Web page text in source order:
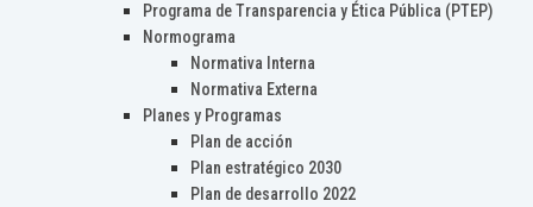
Programa de Transparencia y Ética Pública (PTEP)
Normograma
Normativa Interna
Normativa Externa
Planes y Programas
Plan de acción
Plan estratégico 2030
Plan de desarrollo 2022